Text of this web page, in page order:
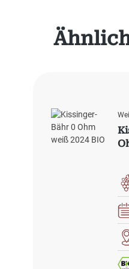
Produktgalerie